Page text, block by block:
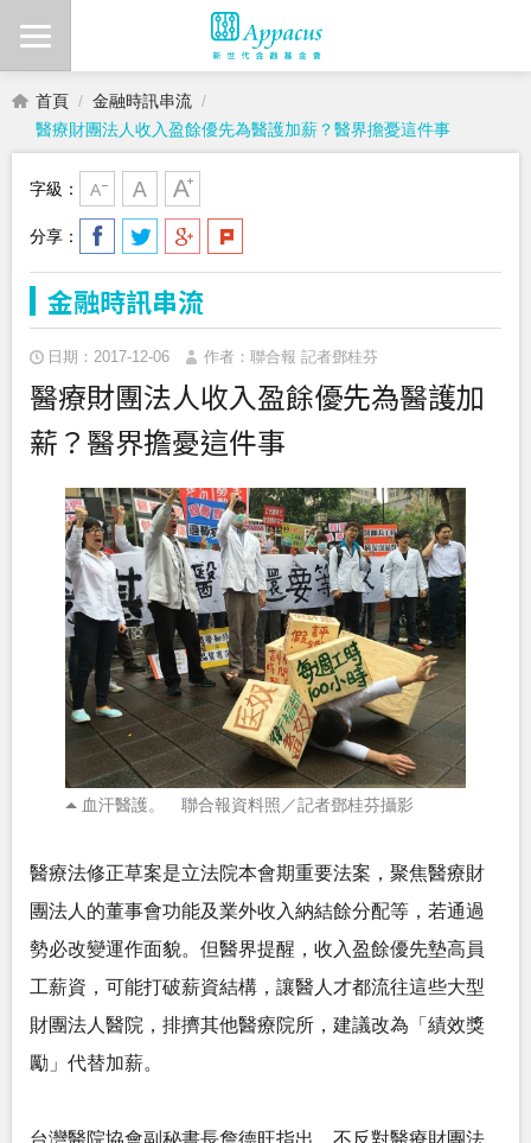
首頁
金融時訊串流
醫療財團法人收入盈餘優先為醫護加薪？醫界擔憂這件事
字級：
分享：
金融時訊串流
日期：2017-12-06 作者：聯合報 記者鄧桂芬
醫療財團法人收入盈餘優先為醫護加
薪？醫界擔憂這件事
血汗醫護。 聯合報資料照／記者鄧桂芬攝影
醫療法修正草案是立法院本會期重要法案，聚焦醫療財
團法人的董事會功能及業外收入納結餘分配等，若通過
勢必改變運作面貌。但醫界提醒，收入盈餘優先墊高員
工薪資，可能打破薪資結構，讓醫人才都流往這些大型
財團法人醫院，排擠其他醫療院所，建議改為「績效獎
勵」代替加薪。